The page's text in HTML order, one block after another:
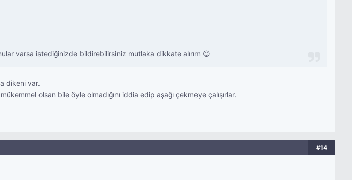
varsa istediğinizde bildirebilirsiniz mutlaka dikkate alırım 😊
dikeni var.
olsan bile öyle olmadığını iddia edip aşağı çekmeye çalışırlar.
#14